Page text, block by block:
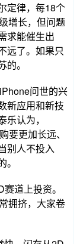
定律，每18个
增长，但问题
求能催生出
远了。如果只
。
问世的兴
新应用和新技
认为，
要更加长远、
别人不投入
道上投资。
拥挤，大家卷